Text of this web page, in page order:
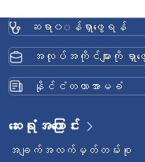
ဆရာ၀◌န်ရှာဖွေရန်
အလုပ်အကိုင်များကို ရှာဖွ
နိုင်ငံတကာအာမခံ
ဆေးရုံအကြောင်း
အချက်အလက်မှတ်တမ်းစု